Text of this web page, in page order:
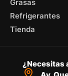
Grasas
Refrigerantes
Tienda
¿Necesitas